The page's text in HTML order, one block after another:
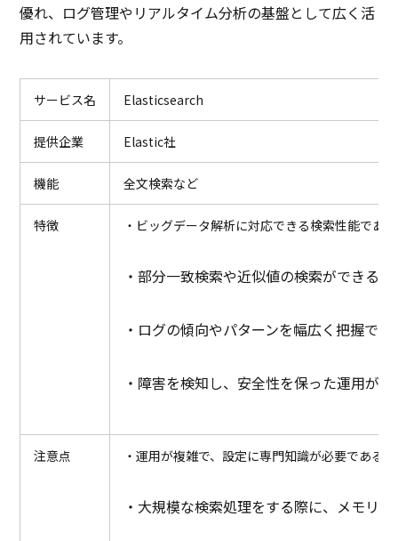
優れ、ログ管理やリアルタイム分析の基盤として広く活
用されています。
サービス名 Elasticsearch
提供企業 Elastic社
機能 全文検索など
特徴 ・ビッグデータ解析に対応できる検索性能である
・部分一致検索や近似値の検索ができる
・ログの傾向やパターンを幅広く把握でき
・障害を検知し、安全性を保った運用が
注意点 ・運用が複雑で、設定に専門知識が必要である
・大規模な検索処理をする際に、メモリ